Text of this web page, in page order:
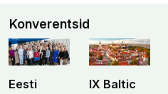
Konverentsid
Eesti
IX Baltic